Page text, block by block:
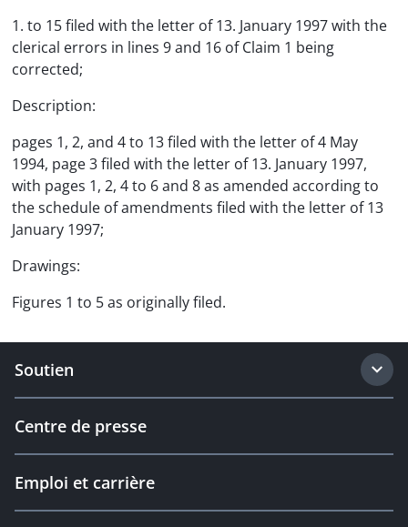
1. to 15 filed with the letter of 13. January 1997 with the
clerical errors in lines 9 and 16 of Claim 1 being
corrected;
Description:
pages 1, 2, and 4 to 13 filed with the letter of 4 May
1994, page 3 filed with the letter of 13. January 1997,
with pages 1, 2, 4 to 6 and 8 as amended according to
the schedule of amendments filed with the letter of 13
January 1997;
Drawings:
Figures 1 to 5 as originally filed.
Soutien
Centre de presse
Emploi et carrière